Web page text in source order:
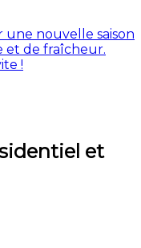
nouvelle saison
et de fraîcheur.
!
et